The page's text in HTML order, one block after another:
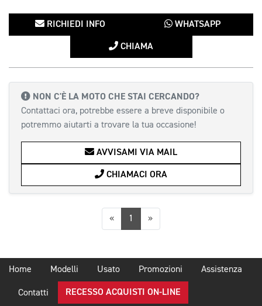
RICHIEDI INFO WHATSAPP
CHIAMA
NON C'È LA MOTO CHE STAI CERCANDO?
Contattaci ora, potrebbe essere a breve disponibile o
potremmo aiutarti a trovare la tua occasione!
AVVISAMI VIA MAIL
CHIAMACI ORA
«Precedente
1 »Successiva
Home Modelli Usato Promozioni Assistenza
Contatti RECESSO ACQUISTI ON-LINE